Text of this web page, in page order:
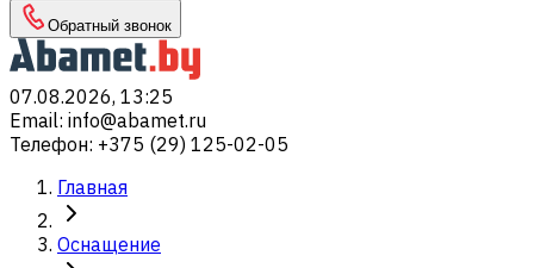
Обратный звонок
07.08.2026, 13:25
Email: info@abamet.ru
Телефон: +375 (29) 125-02-05
Главная
Оснащение